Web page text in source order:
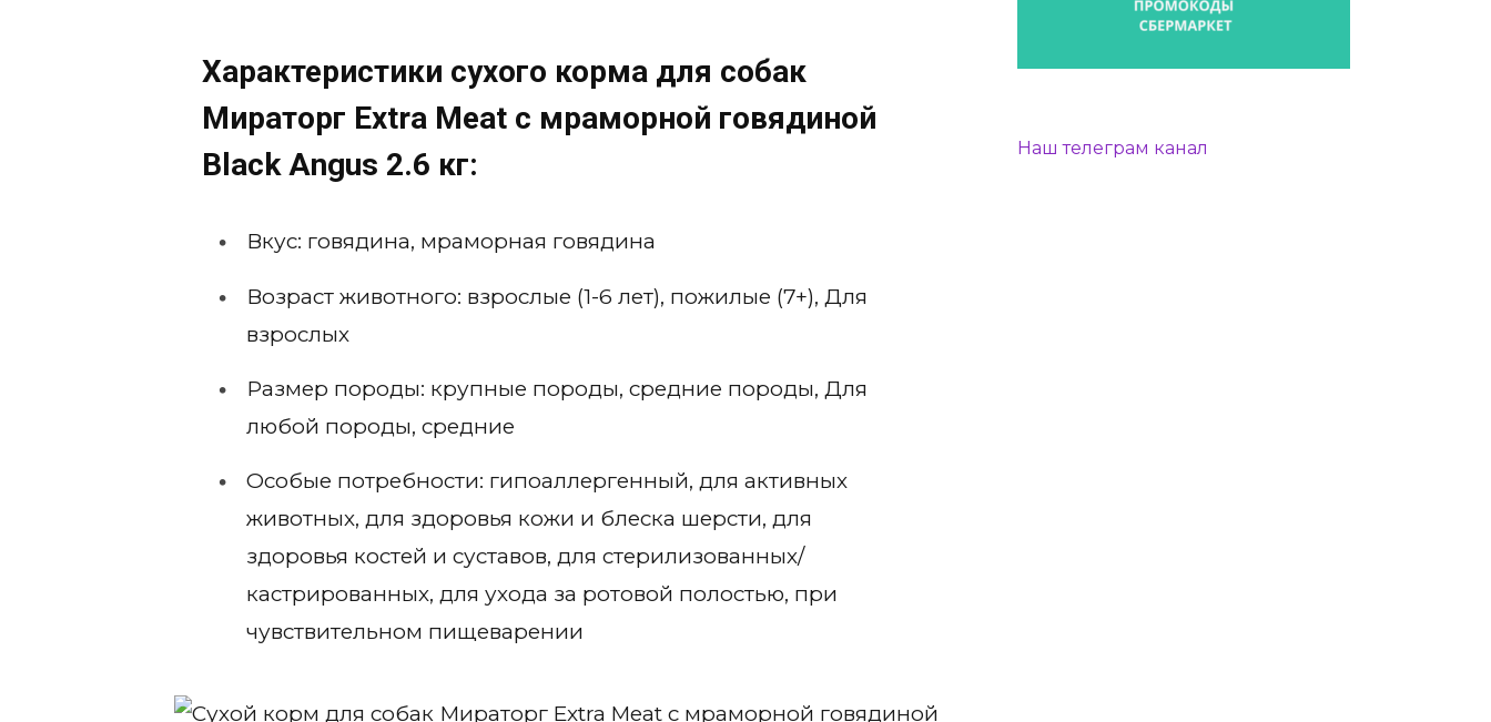
Характеристики сухого корма для собак
Мираторг Extra Meat с мраморной говядиной
Black Angus 2.6 кг:
Вкус: говядина, мраморная говядина
Возраст животного: взрослые (1-6 лет), пожилые (7+), Для
взрослых
Размер породы: крупные породы, средние породы, Для
любой породы, средние
Особые потребности: гипоаллергенный, для активных
животных, для здоровья кожи и блеска шерсти, для
здоровья костей и суставов, для стерилизованных/
кастрированных, для ухода за ротовой полостью, при
чувствительном пищеварении
Наш телеграм канал